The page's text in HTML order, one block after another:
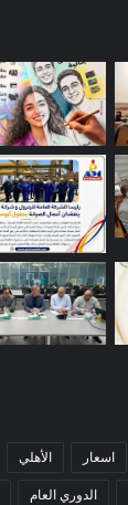
اسعار الأهلي
الدوري العام